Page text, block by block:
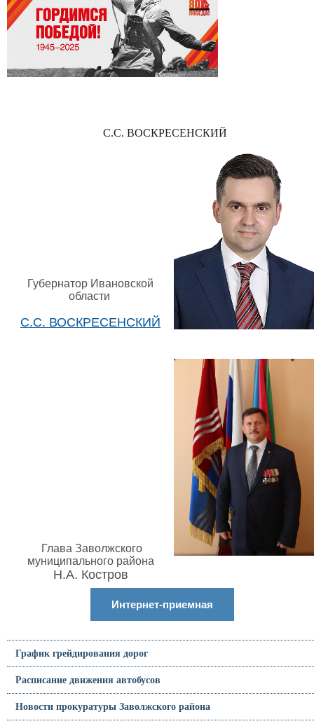
С.С. ВОСКРЕСЕНСКИЙ
Губернатор Ивановской
области
С.С. ВОСКРЕСЕНСКИЙ
Глава Заволжского
муниципального района
Н.А. Костров
Интернет-приемная
График грейдирования дорог
Расписание движения автобусов
Новости прокуратуры Заволжского района